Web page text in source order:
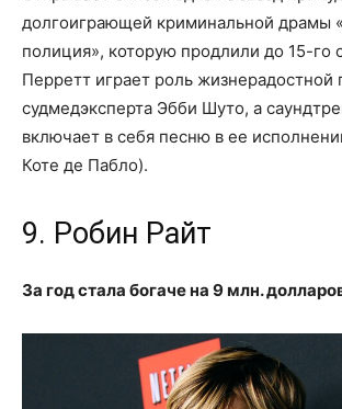
долгоиграющей криминальной драмы
полиция», которую продлили до 15-го
Перретт играет роль жизнерадостной
судмедэксперта Эбби Шуто, а
включает в себя песню в ее
Коте де Пабло).
9. Робин Райт
За год стала богаче на 9 млн.